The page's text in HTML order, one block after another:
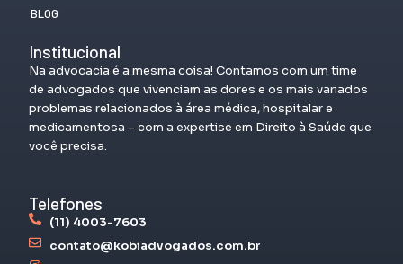
BLOG
Institucional
Na advocacia é a mesma coisa! Contamos com um time
de advogados que vivenciam as dores e os mais variados
problemas relacionados à área médica, hospitalar e
medicamentosa – com a expertise em Direito à Saúde que
você precisa.
Telefones
(11) 4003-7603
contato@kobiadvogados.com.br